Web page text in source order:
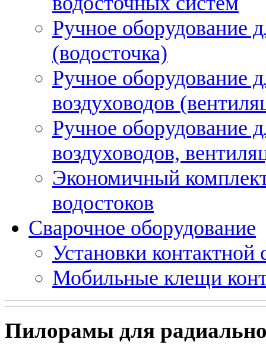
Ручное оборудование
(водосточка)
Ручное оборудование
воздуховодов
Ручное оборудование
воздуховодов,
Экономичный
водостоков
Сварочное оборудование
Установки
Мобильные клещи
Пилорамы для